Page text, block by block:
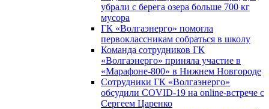
убрали с берега озера больше 700 кг
мусора
ГК «Волгаэнерго» помогла
первоклассникам собраться в школу
Команда сотрудников ГК
«Волгаэнерго» приняла участие в
«Марафоне-800» в Нижнем Новгороде
Сотрудники ГК «Волгаэнерго»
обсудили COVID-19 на online-встрече с
Сергеем Царенко